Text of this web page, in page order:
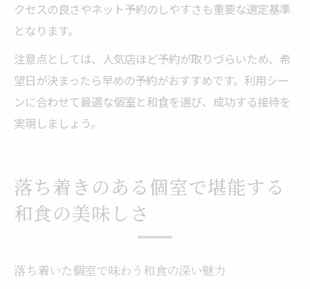
クセスの良さやネット予約のしやすさも重要な選定基準
となります。
注意点としては、人気店ほど予約が取りづらいため、希
望日が決まったら早めの予約がおすすめです。利用シー
ンに合わせて最適な個室と和食を選び、成功する接待を
実現しましょう。
落ち着きのある個室で堪能する
和食の美味しさ
落ち着いた個室で味わう和食の深い魅力